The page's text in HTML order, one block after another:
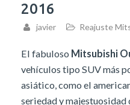
2018-
2020»
2016
javier Reajuste
El fabuloso Mitsubishi
vehículos tipo SUV más
asiático, como el
seriedad y majestuosidad